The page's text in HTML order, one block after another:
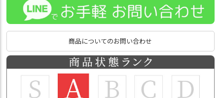
商品についてのお問い合わせ